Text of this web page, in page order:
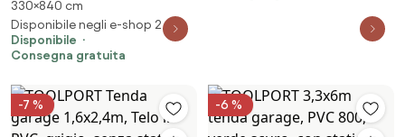
garage, PVC 800, verde scuro,
con statica (sottofondo in
terra) - (49686)
330×840 cm
Disponibile negli e-shop 2
Disponibile
Consegna gratuita
-7 % -6 %